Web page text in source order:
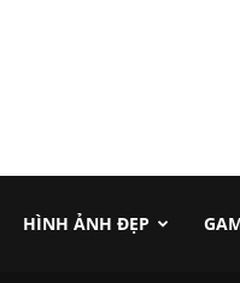
HÌNH ẢNH ĐẸP